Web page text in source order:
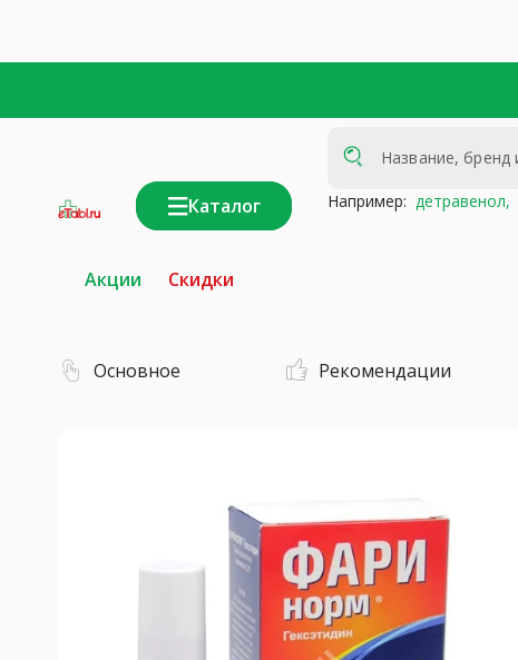
Каталог Например: детравенол,
Акции Скидки
Основное Рекомендации